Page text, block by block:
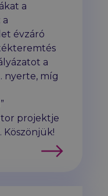
a
a
évzáró
a
nyerte, míg
projektje
Köszönjük!
Tovább